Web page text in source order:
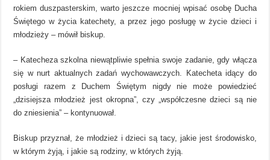
rokiem duszpasterskim, warto jeszcze mocniej wpisać osobę Ducha
Świętego w życia katechety, a przez jego posługę w życie dzieci i
młodzieży – mówił biskup.
– Katecheza szkolna niewątpliwie spełnia swoje zadanie, gdy włącza
się w nurt aktualnych zadań wychowawczych. Katecheta idący do
posługi razem z Duchem Świętym nigdy nie może powiedzieć
„dzisiejsza młodzież jest okropna”, czy „współczesne dzieci są nie
do zniesienia” – kontynuował.
Biskup przyznał, że młodzież i dzieci są tacy, jakie jest środowisko,
w którym żyją, i jakie są rodziny, w których żyją.